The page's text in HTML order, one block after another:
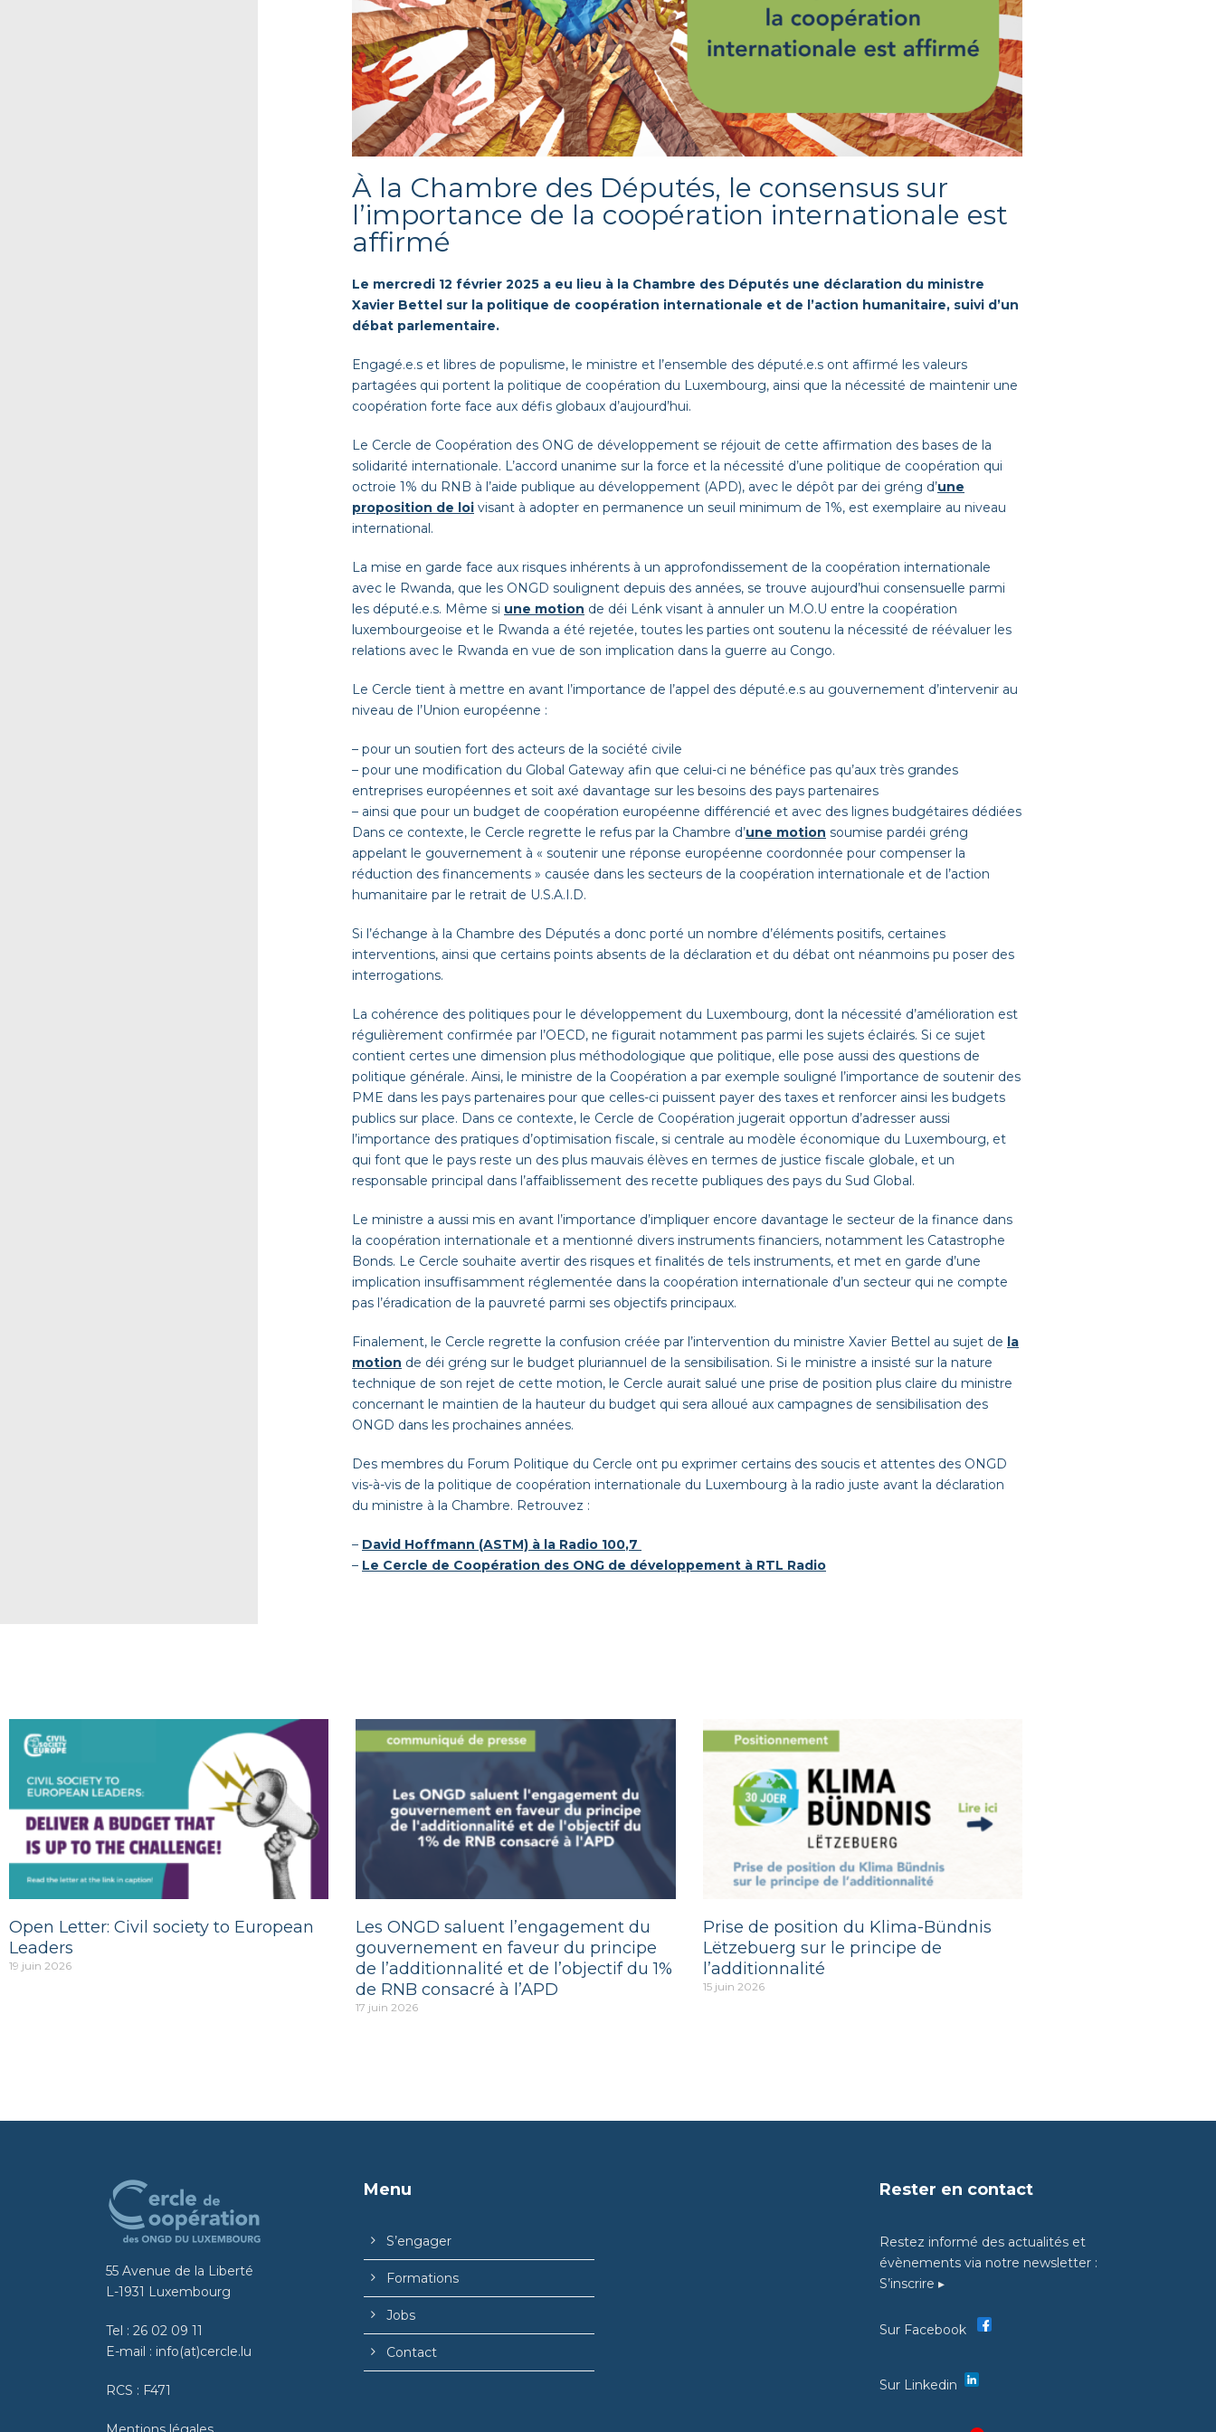
À la Chambre des Députés, le consensus sur
l’importance de la coopération internationale est
affirmé
Le mercredi 12 février 2025 a eu lieu à la Chambre des Députés une déclaration du ministre
Xavier Bettel sur la politique de coopération internationale et de l’action humanitaire, suivi d’un
débat parlementaire.
Engagé.e.s et libres de populisme, le ministre et l’ensemble des député.e.s ont affirmé les valeurs
partagées qui portent la politique de coopération du Luxembourg, ainsi que la nécessité de maintenir une
coopération forte face aux défis globaux d’aujourd’hui.
Le Cercle de Coopération des ONG de développement se réjouit de cette affirmation des bases de la
solidarité internationale. L’accord unanime sur la force et la nécessité d’une politique de coopération qui
octroie 1% du RNB à l’aide publique au développement (APD), avec le dépôt par dei gréng d’une
proposition de loi visant à adopter en permanence un seuil minimum de 1%, est exemplaire au niveau
international.
La mise en garde face aux risques inhérents à un approfondissement de la coopération internationale
avec le Rwanda, que les ONGD soulignent depuis des années, se trouve aujourd’hui consensuelle parmi
les député.e.s. Même si une motion de déi Lénk visant à annuler un M.O.U entre la coopération
luxembourgeoise et le Rwanda a été rejetée, toutes les parties ont soutenu la nécessité de réévaluer les
relations avec le Rwanda en vue de son implication dans la guerre au Congo.
Le Cercle tient à mettre en avant l’importance de l’appel des député.e.s au gouvernement d’intervenir au
niveau de l’Union européenne :
– pour un soutien fort des acteurs de la société civile
– pour une modification du Global Gateway afin que celui-ci ne bénéfice pas qu’aux très grandes
entreprises européennes et soit axé davantage sur les besoins des pays partenaires
– ainsi que pour un budget de coopération européenne différencié et avec des lignes budgétaires dédiées
Dans ce contexte, le Cercle regrette le refus par la Chambre d’une motion soumise pardéi gréng
appelant le gouvernement à « soutenir une réponse européenne coordonnée pour compenser la
réduction des financements » causée dans les secteurs de la coopération internationale et de l’action
humanitaire par le retrait de U.S.A.I.D.
Si l’échange à la Chambre des Députés a donc porté un nombre d’éléments positifs, certaines
interventions, ainsi que certains points absents de la déclaration et du débat ont néanmoins pu poser des
interrogations.
La cohérence des politiques pour le développement du Luxembourg, dont la nécessité d’amélioration est
régulièrement confirmée par l’OECD, ne figurait notamment pas parmi les sujets éclairés. Si ce sujet
contient certes une dimension plus méthodologique que politique, elle pose aussi des questions de
politique générale. Ainsi, le ministre de la Coopération a par exemple souligné l’importance de soutenir des
PME dans les pays partenaires pour que celles-ci puissent payer des taxes et renforcer ainsi les budgets
publics sur place. Dans ce contexte, le Cercle de Coopération jugerait opportun d’adresser aussi
l’importance des pratiques d’optimisation fiscale, si centrale au modèle économique du Luxembourg, et
qui font que le pays reste un des plus mauvais élèves en termes de justice fiscale globale, et un
responsable principal dans l’affaiblissement des recette publiques des pays du Sud Global.
Le ministre a aussi mis en avant l’importance d’impliquer encore davantage le secteur de la finance dans
la coopération internationale et a mentionné divers instruments financiers, notamment les Catastrophe
Bonds. Le Cercle souhaite avertir des risques et finalités de tels instruments, et met en garde d’une
implication insuffisamment réglementée dans la coopération internationale d’un secteur qui ne compte
pas l’éradication de la pauvreté parmi ses objectifs principaux.
Finalement, le Cercle regrette la confusion créée par l’intervention du ministre Xavier Bettel au sujet de la
motion de déi gréng sur le budget pluriannuel de la sensibilisation. Si le ministre a insisté sur la nature
technique de son rejet de cette motion, le Cercle aurait salué une prise de position plus claire du ministre
concernant le maintien de la hauteur du budget qui sera alloué aux campagnes de sensibilisation des
ONGD dans les prochaines années.
Des membres du Forum Politique du Cercle ont pu exprimer certains des soucis et attentes des ONGD
vis-à-vis de la politique de coopération internationale du Luxembourg à la radio juste avant la déclaration
du ministre à la Chambre. Retrouvez :
– David Hoffmann (ASTM) à la Radio 100,7
– Le Cercle de Coopération des ONG de développement à RTL Radio
Open Letter: Civil society to European
Leaders
19 juin 2026
Les ONGD saluent l’engagement du
gouvernement en faveur du principe
de l’additionnalité et de l’objectif du 1%
de RNB consacré à l’APD
17 juin 2026
Prise de position du Klima-Bündnis
Lëtzebuerg sur le principe de
l’additionnalité
15 juin 2026
55 Avenue de la Liberté
L-1931 Luxembourg
Tel : 26 02 09 11
E-mail : info(at)cercle.lu
RCS : F471
Menu
S’engager
Formations
Jobs
Contact
Rester en contact
Restez informé des actualités et
évènements via notre newsletter :
S’inscrire ▸
Sur Facebook
Sur Linkedin